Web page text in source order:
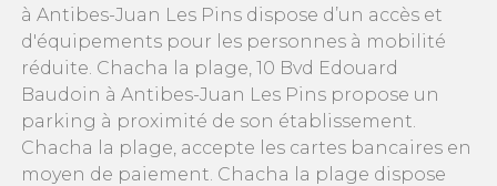
à Antibes-Juan Les Pins dispose d’un accès et
d'équipements pour les personnes à mobilité
réduite. Chacha la plage, 10 Bvd Edouard
Baudoin à Antibes-Juan Les Pins propose un
parking à proximité de son établissement.
Chacha la plage, accepte les cartes bancaires en
moyen de paiement. Chacha la plage dispose